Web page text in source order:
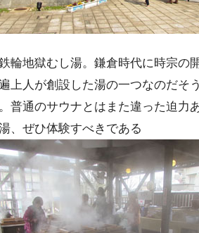
輪地獄むし湯。鎌倉時代に時宗の
上人が創設した湯の一つなのだそ
普通のサウナとはまた違った迫力
、ぜひ体験すべきである